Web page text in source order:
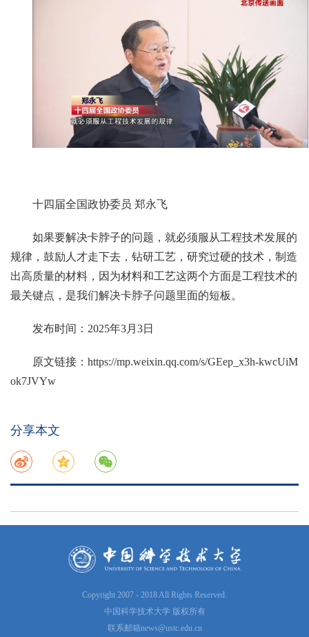
十四届全国政协委员 郑永飞
如果要解决卡脖子的问题，就必须服从工程技术发展的
规律，鼓励人才走下去，钻研工艺，研究过硬的技术，制造
出高质量的材料，因为材料和工艺这两个方面是工程技术的
最关键点，是我们解决卡脖子问题里面的短板。
发布时间：2025年3月3日
原文链接： https://mp.weixin.qq.com/s/GEep_x3h-kwcUiM
ok7JVYw
分享本文
Copyright 2007 - 2018 All Rights Reserved.
中国科学技术大学 版权所有
联系邮箱news@ustc.edu.cn